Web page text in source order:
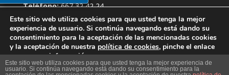
Teléfono:667 32 42 24
Email : Contacto@biomaterialesquirurgicos.es
Este sitio web utiliza cookies para que usted tenga la mejor experiencia de
usuario. Si continúa navegando está dando su consentimiento para la
Este sitio web utiliza cookies para que usted tenga la mejor
experiencia de usuario. Si continúa navegando está dando su
consentimiento para la aceptación de las mencionadas cookies
y la aceptación de nuestra política de cookies, pinche el enlace
para mayor información
Más info.